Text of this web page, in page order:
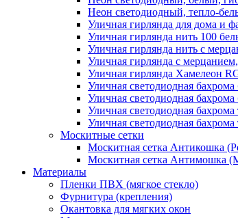
Неон светодиодный, тепло-
Уличная гирлянда для дома и
Уличная гирлянда нить 100
Уличная гирлянда нить с
Уличная гирлянда с
Уличная гирлянда Хамелеон
Уличная светодиодная бахрома
Уличная светодиодная
Уличная светодиодная бахрома
Уличная светодиодная
Москитные сетки
Москитная сетка Антикошка
Москитная сетка Антимошка
Материалы
Пленки ПВХ (мягкое стекло)
Фурнитура (крепления)
Окантовка для мягких окон